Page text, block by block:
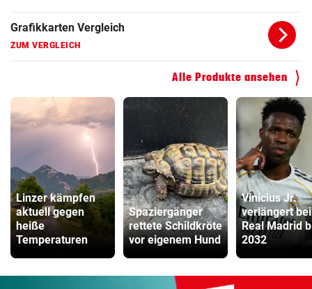
Grafikkarten Vergleich
ZUM VERGLEICH
Alle Produkte ansehen
Linzer kämpfen
aktuell gegen
heiße
Temperaturen
Spaziergänger
rettete Schildkröte
vor eigenem Hund
Vinicius Jr.
verlängert bei
Real Madrid
2032